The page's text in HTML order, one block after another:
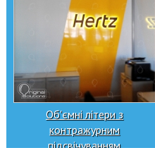
Об'ємні літери з
контражурним